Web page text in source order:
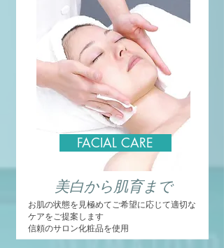
FACIAL CARE
​美白から肌育まで
お肌の状態を見極めてご希望に応じて適切な
ケアをご提案します
信頼のサロン化粧品を使用